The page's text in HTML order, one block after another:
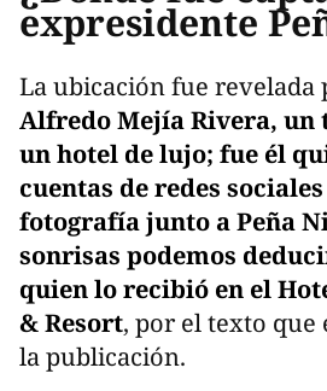
expresidente
La ubicación fue revelada
Alfredo Mejía Rivera, un
un hotel de lujo; fue él
cuentas de redes
fotografía junto a Peña
sonrisas podemos
quien lo recibió en el
& Resort, por el texto
la publicación.